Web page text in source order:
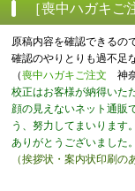
［喪中ハガキ
原稿内容を確認できるの
確認のやりとりも過不足
（喪中ハガキご注文
神
校正はお客様が納得いた
顔の見えないネット通販
う、努力してまいります。
ありがとうございました。
（挨拶状・案内状印刷の